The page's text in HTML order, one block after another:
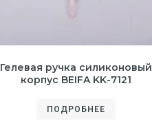
Гелевая ручка силиконовый
корпус BEIFA KK-7121
ПОДРОБНЕЕ